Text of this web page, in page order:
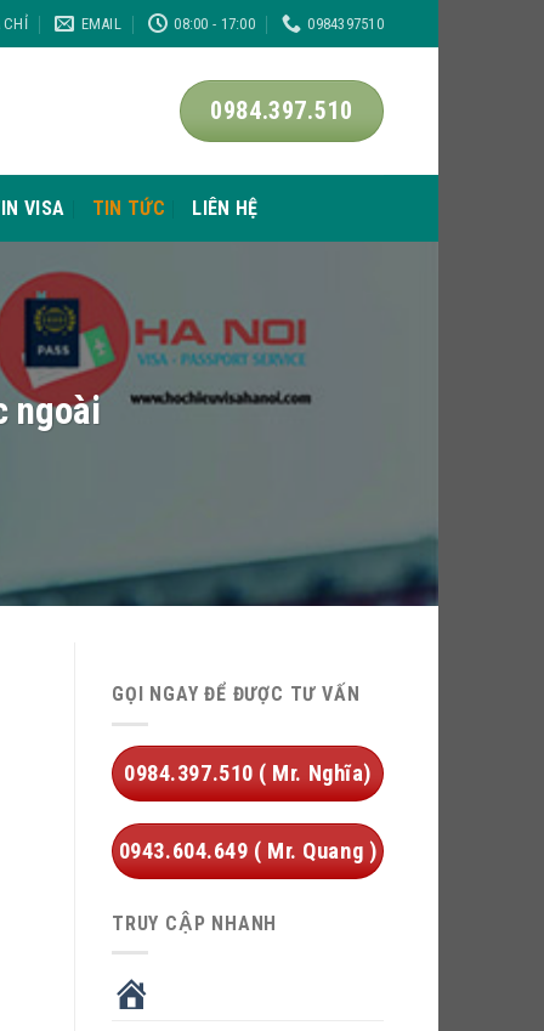
CHỈ EMAIL 08:00 - 17:00 0984397510
0984.397.510
VISA TIN TỨC LIÊN HỆ
ngoài
GỌI NGAY ĐỂ ĐƯỢC TƯ VẤN
0984.397.510 ( Mr. Nghĩa)
0943.604.649 ( Mr. Quang )
TRUY CẬP NHANH